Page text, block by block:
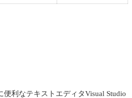
便利なテキストエディタVisual Studio